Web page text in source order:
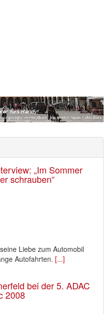
„Im Sommer
schrauben“
Liebe zum Automobil
Autofahrten. [...]
bei der 5. ADAC
2008